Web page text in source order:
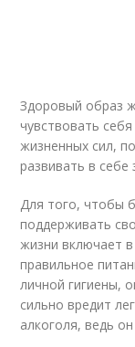
Здоровый образ
чувствовать
жизненных сил,
развивать в
Для того, чтобы
поддерживать
жизни включает
правильное
личной гигиены,
сильно вредит
алкоголя, ведь